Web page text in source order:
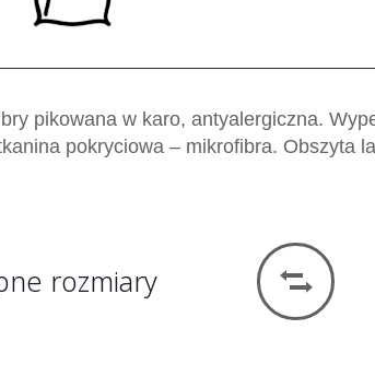
pikowana w karo, antyalergiczna.
pokryciowa – mikrofibra. Obszyta
rozmiary